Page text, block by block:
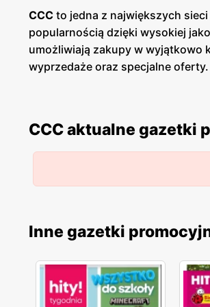
CCC to jedna z największych
popularnością dzięki wysokiej
umożliwiają zakupy w wyjątkowo
wyprzedaże oraz specjalne oferty.
i planować zakupy.
produktowym,CCCdostarcza
terenie całej Polski, co ułatwia
odpowiednich produktów,
CCC aktualne gazetki
Inne gazetki